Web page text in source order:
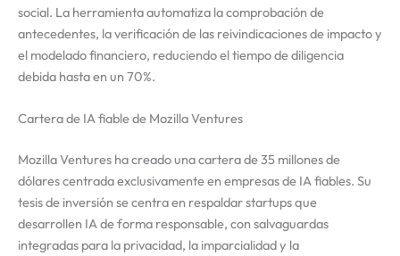
social. La herramienta automatiza la comprobación de
antecedentes, la verificación de las reivindicaciones de impacto y
el modelado financiero, reduciendo el tiempo de diligencia
debida hasta en un 70%.
Cartera de IA fiable de Mozilla Ventures
Mozilla Ventures ha creado una cartera de 35 millones de
dólares centrada exclusivamente en empresas de IA fiables. Su
tesis de inversión se centra en respaldar startups que
desarrollen IA de forma responsable, con salvaguardas
integradas para la privacidad, la imparcialidad y la